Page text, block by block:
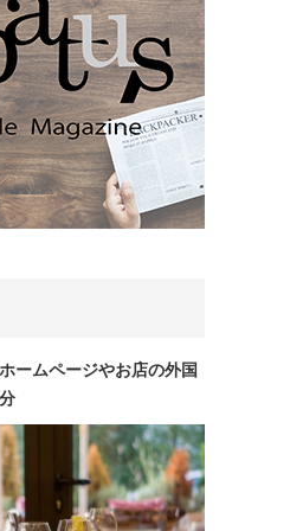
ームページやお店の外国